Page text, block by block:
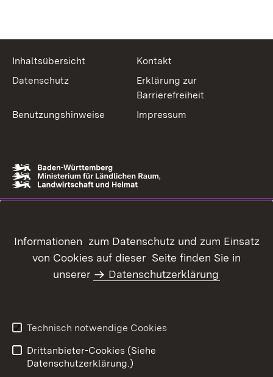
Inhaltsübersicht
Kontakt
Datenschutz
Erklärung zur
Barrierefreiheit
Benutzungshinweise
Impressum
Informationen zum Datenschutz und zum Einsatz
von Cookies auf dieser Seite finden Sie in
unserer
Datenschutzerklärung
Technisch notwendige Cookies
Drittanbieter-Cookies (Siehe
Datenschutzerklärung.)